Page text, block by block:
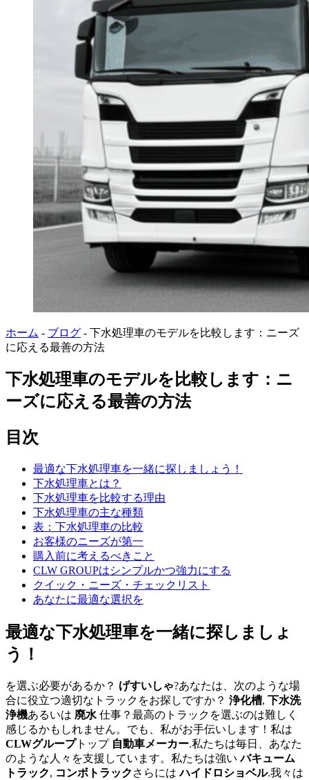
ホーム - ブログ - 下水処理車のモデルを比較します：ニーズ
に応える最善の方法
下水処理車のモデルを比較します：ニ
ーズに応える最善の方法
目次
最適な下水処理車を一緒に探しましょう！
下水処理車とは？
下水処理車を比較する理由
下水処理車の主な種類
表：下水処理車の比較
お客様のニーズが第一
購入前に考えるべきこと
CLW GROUPはシンプルかつ強力にする
クイック・ニーズ・チェックリスト
あなたに最適な選択を
最適な下水処理車を一緒に探しましょ
う！
を選ぶ必要があるか？ げすいしゃ?あなたは、次のような場
合に役立つ適切なトラックをお探しですか？ 浄化槽, 下水洗
浄機あるいは 廃水 仕事？最高のトラックを選ぶのは難しく
感じるかもしれません。でも、私がお手伝いします！私は
CLWグループトップ 自動車メーカー.私たちは毎日、あなた
のような人々を支援しています。私たちは強いバキューム
トラック, コンボトラック さらにはハイドロショベル.我々は